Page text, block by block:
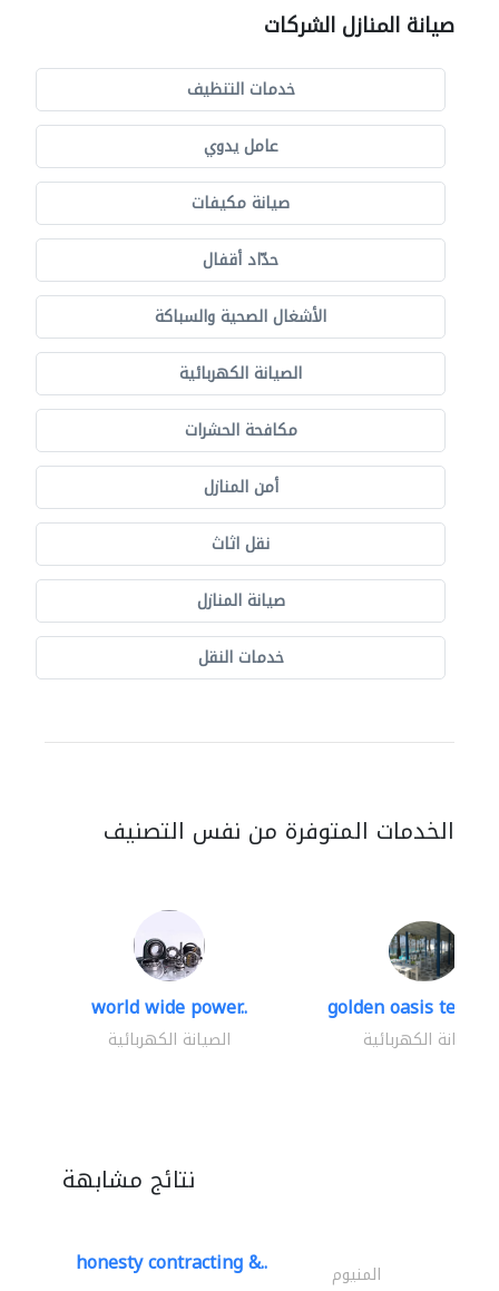
صيانة المنازل الشركات
خدمات التنظيف
عامل يدوي
صيانة مكيفات
حدّاد أقفال
الأشغال الصحية والسباكة
الصيانة الكهربائية
مكافحة الحشرات
أمن المنازل
نقل اثاث
صيانة المنازل
خدمات النقل
الخدمات المتوفرة من نفس التصنيف
world wide power..
الصيانة الكهربائية
golden oasis
الصيانة الكهربائية
نتائج مشابهة
honesty contracting &.. المنيوم